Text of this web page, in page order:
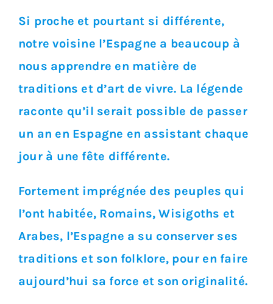
Si proche et pourtant si différente,
notre voisine l’Espagne a beaucoup à
nous apprendre en matière de
traditions et d’art de vivre. La légende
raconte qu’il serait possible de passer
un an en Espagne en assistant chaque
jour à une fête différente.
Fortement imprégnée des peuples qui
l’ont habitée, Romains, Wisigoths et
Arabes, l’Espagne a su conserver ses
traditions et son folklore, pour en faire
aujourd’hui sa force et son originalité.